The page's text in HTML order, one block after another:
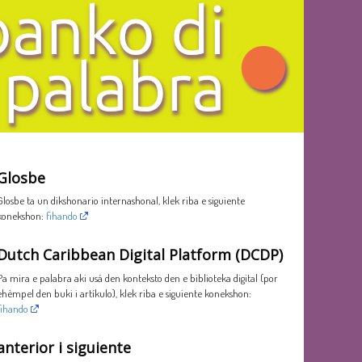
ta un dikshonario internashonal, klek riba e siguiente
fihando
Caribbean Digital Platform (DCDP)
mira e palabra aki usá den konteksto den e biblioteka digital (por
den buki i artíkulo), klek riba e siguiente konekshon:
i siguiente